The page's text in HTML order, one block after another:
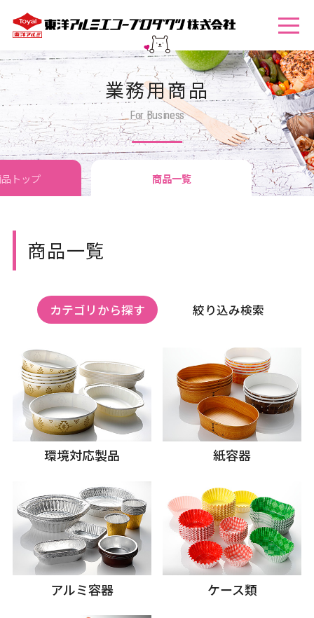
業務用商品
For Business
トップ 商品一覧
商品一覧
カテゴリから探す 絞り込み検索
環境対応製品 紙容器
アルミ容器 ケース類